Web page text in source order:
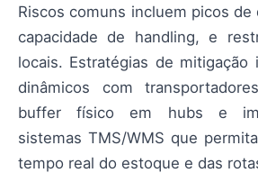
Riscos comuns incluem picos de
capacidade de handling, e
locais. Estratégias de mitigação
dinâmicos com
buffer físico em hubs e
sistemas TMS/WMS que
tempo real do estoque e das